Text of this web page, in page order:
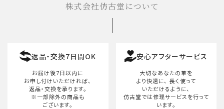
検索する
株式会社仿古堂について
返品・交換7日間OK
お届け後7日以内に
お申し付けいただければ、
返品・交換を承ります。
※一部除外の商品も
ございます。
安心アフターサービス
大切なあなたの筆を
より快適に、 長く使って
いただけるように、
仿古堂では修理サービスを行って
います。